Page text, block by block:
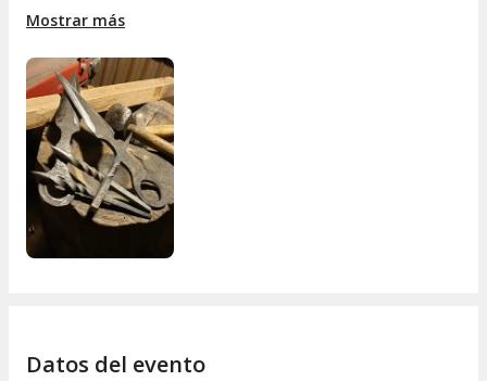
Perfecto como regalo épico al manitas de la familia.
Fantastic Factoryes una escuela de forja y cuchillería
diferente. Con nosotros podrás aprender los secretos de la
forja. Nuestro equipo te acompañará en tu iniciación, los
primeros pasos, la teórica y la práctica del trabajo del metal
en el taller.
Recuerda:
Una vez hecha tu reserva recuerda concertar cita
Mostrar más
Datos del evento